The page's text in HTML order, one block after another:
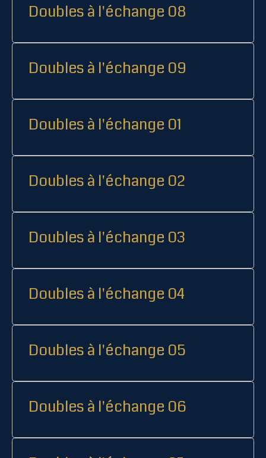
Doubles à l'échange 08
Doubles à l'échange 09
Doubles à l'échange 01
Doubles à l'échange 02
Doubles à l'échange 03
Doubles à l'échange 04
Doubles à l'échange 05
Doubles à l'échange 06